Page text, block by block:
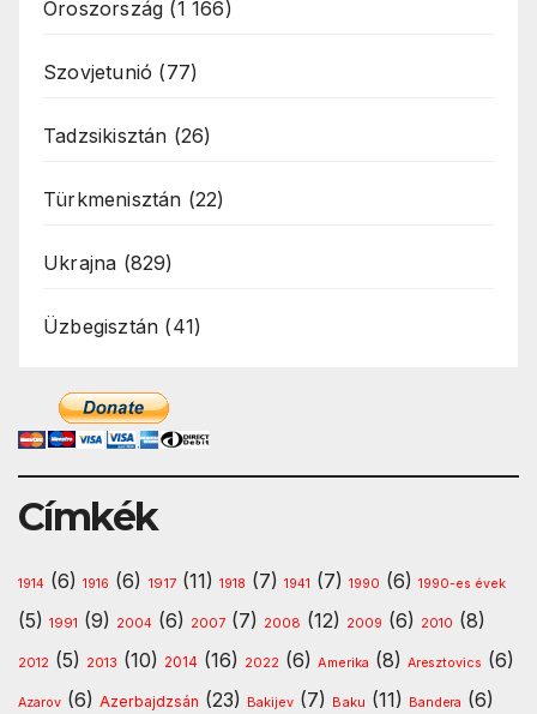
Oroszország (1 166)
Szovjetunió (77)
Tadzsikisztán (26)
Türkmenisztán (22)
Ukrajna (829)
Üzbegisztán (41)
Címkék
1914 (6) 1916 (6) 1917 (11) 1918 (7) 1941 (7) 1990 (6) 1990-es évek
(5) 1991 (9) 2004 (6) 2007 (7) 2008 (12) 2009 (6) 2010 (8)
2012 (5) 2013 (10) 2014 (16) 2022 (6) Amerika (8) Aresztovics (6)
Azarov (6) Azerbajdzsán (23) Bakijev (7) Baku (11) Bandera (6)